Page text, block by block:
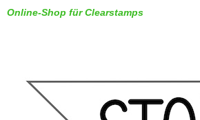
Online-Shop für Clearstamps